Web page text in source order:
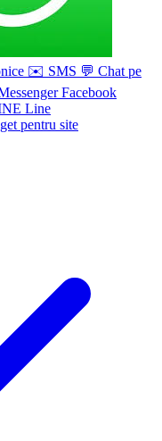
✉️ SMS 💬 Chat pe
Facebook
Line
pentru site